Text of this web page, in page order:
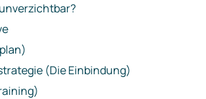
(Die Einbindung)